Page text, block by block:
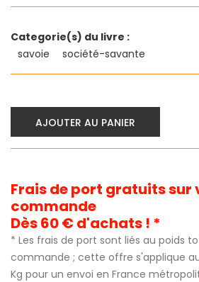
Categorie(s) du livre :
savoie
société-savante
AJOUTER AU PANIER
Frais de port gratuits sur
commande
Dès 60 € d'achats ! *
* Les frais de port sont liés au poids
commande ; cette offre s'applique
Kg pour un envoi en France